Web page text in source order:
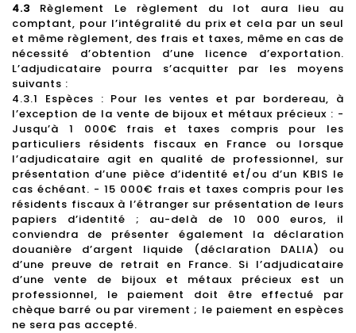
4.3 Règlement Le règlement du lot aura lieu au
comptant, pour l’intégralité du prix et cela par un seul
et même règlement, des frais et taxes, même en cas de
nécessité d’obtention d’une licence d’exportation.
L’adjudicataire pourra s’acquitter par les moyens
suivants :
4.3.1 Espèces : Pour les ventes et par bordereau, à
l’exception de la vente de bijoux et métaux précieux : -
Jusqu’à 1 000€ frais et taxes compris pour les
particuliers résidents fiscaux en France ou lorsque
l’adjudicataire agit en qualité de professionnel, sur
présentation d’une pièce d’identité et/ou d’un KBIS le
cas échéant. - 15 000€ frais et taxes compris pour les
résidents fiscaux à l’étranger sur présentation de leurs
papiers d’identité ; au-delà de 10 000 euros, il
conviendra de présenter également la déclaration
douanière d’argent liquide (déclaration DALIA) ou
d’une preuve de retrait en France. Si l’adjudicataire
d’une vente de bijoux et métaux précieux est un
professionnel, le paiement doit être effectué par
chèque barré ou par virement ; le paiement en espèces
ne sera pas accepté.